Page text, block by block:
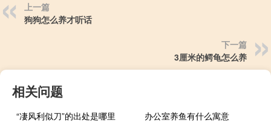
上一篇
狗狗怎么养才听话
下一篇
3厘米的鳄龟怎么养
相关问题
“凄风利似刀”的出处是哪里
办公室养鱼有什么寓意